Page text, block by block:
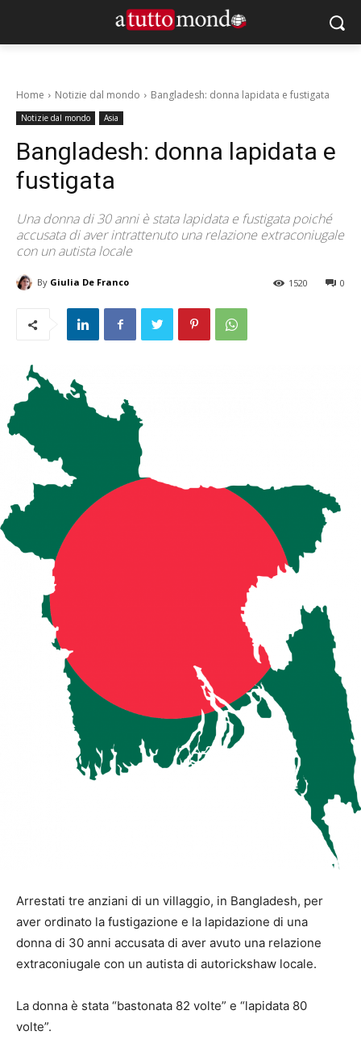
Home Notizie dal mondo Bangladesh: donna lapidata e fustigata
Notizie dal mondo Asia
Bangladesh: donna lapidata e
fustigata
Una donna di 30 anni è stata lapidata e fustigata poiché
accusata di aver intrattenuto una relazione extraconiugale
con un autista locale
By Giulia De Franco 0
1520
Arrestati tre anziani di un villaggio, in Bangladesh, per
aver ordinato la fustigazione e la lapidazione di una
donna di 30 anni accusata di aver avuto una relazione
extraconiugale con un autista di autorickshaw locale.
La donna è stata “bastonata 82 volte” e “lapidata 80
volte”.